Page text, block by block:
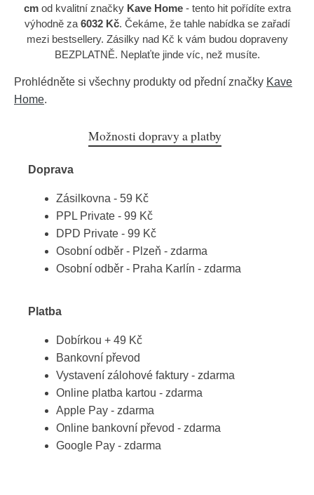
cmod kvalitní značkyKave Home- tento hit pořídíte extra
výhodně za 6032 Kč. Čekáme, že tahle nabídka se zařadí
mezi bestsellery. Zásilky nad Kč k vám budou dopraveny
BEZPLATNĚ. Neplaťte jinde víc, než musíte.
Prohlédněte si všechny produkty od přední značky Kave
Home.
Možnosti dopravy a platby
Doprava
Zásilkovna - 59 Kč
PPL Private - 99 Kč
DPD Private - 99 Kč
Osobní odběr - Plzeň - zdarma
Osobní odběr - Praha Karlín - zdarma
Platba
Dobírkou + 49 Kč
Bankovní převod
Vystavení zálohové faktury - zdarma
Online platba kartou - zdarma
Apple Pay - zdarma
Online bankovní převod - zdarma
Google Pay - zdarma